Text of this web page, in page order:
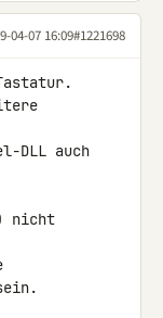
04-07 16:09#1221698
DLL auch
nicht